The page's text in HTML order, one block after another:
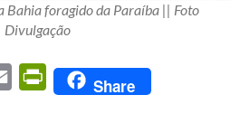
Bahia foragido da Paraíba || Foto
Divulgação
Email PrintFriendly
Share